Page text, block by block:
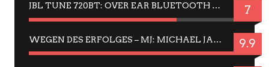
JBL TUNE 720BT: OVER EAR BLUETOOTH KOPFHÖRER UM DIE 50,-€ IM DAUER-TEST 7
WEGEN DES ERFOLGES – MJ: MICHAEL JACKSON MUSICAL IN EINER MATINEE SEHEN 9.9